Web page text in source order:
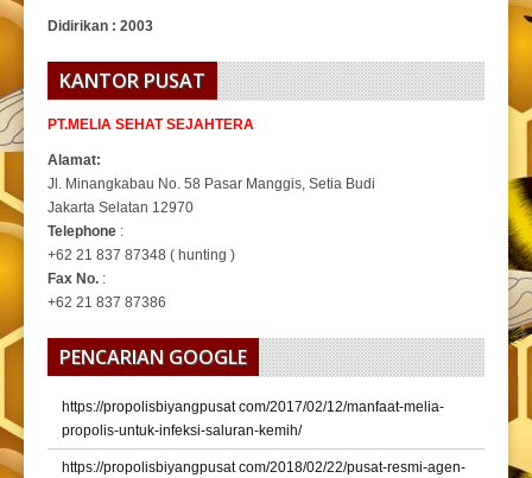
Didirikan : 2003
KANTOR PUSAT
PT.MELIA SEHAT SEJAHTERA
Alamat:
Jl. Minangkabau No. 58 Pasar Manggis, Setia Budi
Jakarta Selatan 12970
Telephone :
+62 21 837 87348 ( hunting )
Fax No. :
+62 21 837 87386
PENCARIAN GOOGLE
https://propolisbiyangpusat com/2017/02/12/manfaat-melia-
propolis-untuk-infeksi-saluran-kemih/
https://propolisbiyangpusat com/2018/02/22/pusat-resmi-agen-